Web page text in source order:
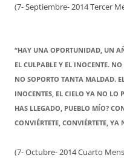
(7- Septiembre- 2014 Tercer
“HAY UNA OPORTUNIDAD, UN
EL CULPABLE Y EL INOCENTE.
NO SOPORTO TANTA MALDAD.
INOCENTES, EL CIELO YA NO LO
HAS LLEGADO, PUEBLO MÍO?
CONVIÉRTETE, CONVIÉRTETE,
(7- Octubre- 2014 Cuarto